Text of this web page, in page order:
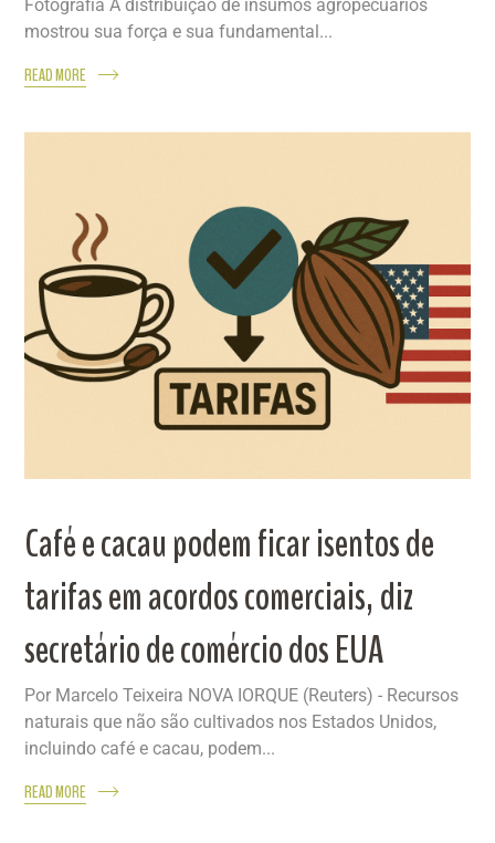
Fotografia A distribuição de insumos agropecuários
mostrou sua força e sua fundamental...
READ MORE
Café e cacau podem ficar isentos de
tarifas em acordos comerciais, diz
secretário de comércio dos EUA
Por Marcelo Teixeira NOVA IORQUE (Reuters) - Recursos
naturais que não são cultivados nos Estados Unidos,
incluindo café e cacau, podem...
READ MORE